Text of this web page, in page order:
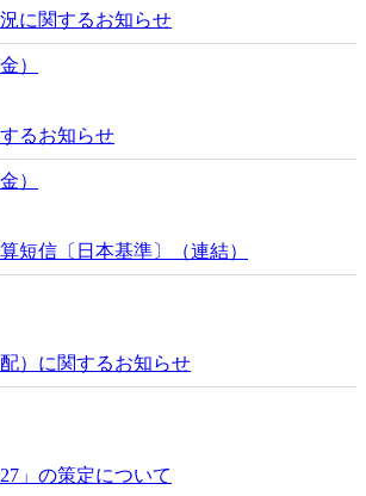
に関するお知らせ
）
るお知らせ
）
短信〔日本基準〕（連結）
）に関するお知らせ
」の策定について